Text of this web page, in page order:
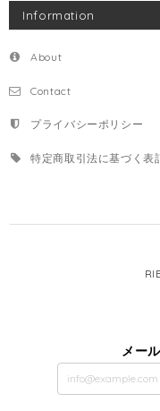
Information
About
Contact
プライバシーポリシー
特定商取引法に基づく表
メー